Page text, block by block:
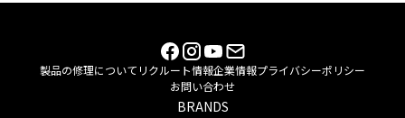
製品の修理について リクルート情報企業情報プライバシーポリシー
お問い合わせ
BRANDS